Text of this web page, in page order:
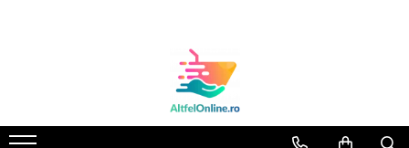
Produse Cosmetice Premium
Reducere 20% la achizitionarea a
minimum 3 produse identice